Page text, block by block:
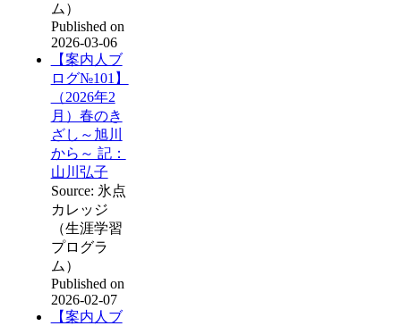
ム）
Published on
2026-03-06
【案内人ブ
ログ№101】
（2026年2
月）春のき
ざし～旭川
から～ 記：
山川弘子
Source: 氷点
カレッジ
（生涯学習
プログラ
ム）
Published on
2026-02-07
【案内人ブ